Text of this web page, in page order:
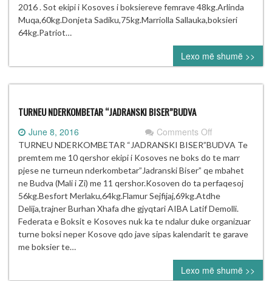
2016 . Sot ekipi i Kosoves i boksiereve femrave 48kg.Arlinda
Muqa,60kg.Donjeta Sadiku,75kg.Marriolla Sallauka,boksieri
64kg.Patriot…
Lexo më shumë >>
TURNEU NDERKOMBETAR “JADRANSKI BISER”BUDVA
June 8, 2016 Comments Offon
TURNEU
“JADRANSKI
BISER”BUDVA
TURNEU NDERKOMBETAR “JADRANSKI BISER”BUDVA Te
premtem me 10 qershor ekipi i Kosoves ne boks do te marr
pjese ne turneun nderkombetar”Jadranski Biser” qe mbahet
ne Budva (Mali i Zi) me 11 qershor.Kosoven do ta perfaqesoj
56kg.Besfort Merlaku,64kg.Flamur Sejfijaj,69kg.Atdhe
Delija,trajner Burhan Xhafa dhe gjyqtari AIBA Latif Demolli.
Federata e Boksit e Kosoves nuk ka te ndalur duke organizuar
turne boksi neper Kosove qdo jave sipas kalendarit te garave
me boksier te…
Lexo më shumë >>